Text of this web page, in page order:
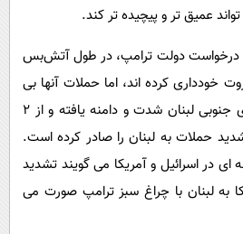
عمیق تر و پیچیده تر کند.
به درخواست دولت ترامپ، در طول آتش‌بس
خودداری کرده اند، اما حملات آنها بی
وقفه به شهرها و روستاهای جنوبی لبنان شدت و دامنه یافته و از 2
حملات به لبنان را صادر کرده است.
در اسرائیل و آمریکا می گویند تشدید
آمریکا به لبنان با چراغ سبز ترامپ صورت می